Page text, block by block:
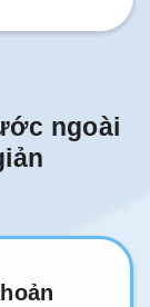
ngoài